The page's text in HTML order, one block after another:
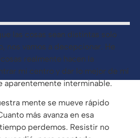
las cosas sean distintas solo
nos vamos a decepcionar. He
realmente hacen la
mi centro y dar lo mejor de mí
aparentemente interminable.
mente se mueve rápido
más avanza en esa
perdemos. Resistir no